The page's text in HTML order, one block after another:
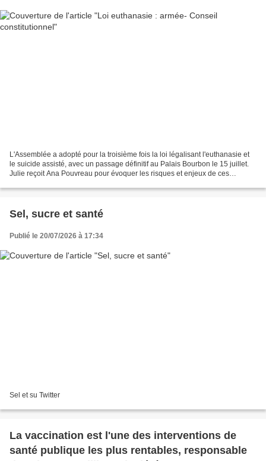
L'Assemblée a adopté pour la troisième fois la loi légalisant l'euthanasie et
le suicide assisté, avec un passage définitif au Palais Bourbon le 15 juillet.
Julie reçoit Ana Pouvreau pour évoquer les risques et enjeux de ces
Sel, sucre et santé
Publié le 20/07/2026 à 17:34
Sel et su Twitter
La vaccination est l'une des interventions de
santé publique les plus rentables, responsable